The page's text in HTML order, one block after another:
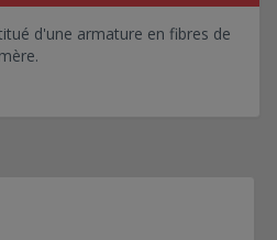
A89
FEUTREE
d'une armature en fibres de